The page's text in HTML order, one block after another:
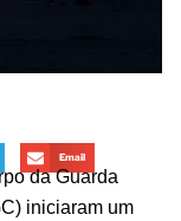
Email
da Guarda
iniciaram um